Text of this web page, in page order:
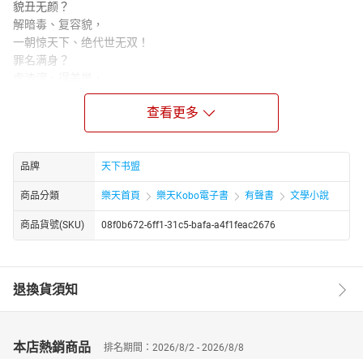
貌丑无颜？
解暗毒、复容貌，
一朝惊天下、绝代世无双！
罪名满身？
步步巧谋划、朝朝美名扬！
不说了，天才神医在此，
就问你这辈子生不生病吧？
某王爷：娘子，往这看，还有我。
顾清黎：呵，开篇结的仇，你给忘了？
某王爷：我有罪，我对娘子用了武力压制，
要不让娘子你压制回来？
查看更多
品牌 天下书盟
商品分類 樂天首頁 樂天Kobo電子書 有聲書 文學小說
商品貨號(SKU) 08f0b672-6ff1-31c5-bafa-a4f1feac2676
退換貨須知
本店熱銷商品 排名期間：2026/8/2 - 2026/8/8